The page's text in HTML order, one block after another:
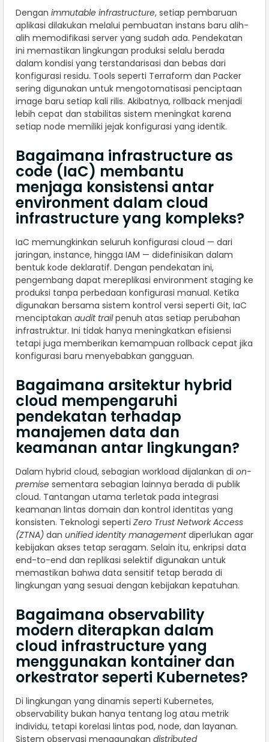
Dengan immutable infrastructure, setiap pembaruan
aplikasi dilakukan melalui pembuatan instans baru alih-
alih memodifikasi server yang sudah ada. Pendekatan
ini memastikan lingkungan produksi selalu berada
dalam kondisi yang terstandarisasi dan bebas dari
konfigurasi residu. Tools seperti Terraform dan Packer
sering digunakan untuk mengotomatisasi penciptaan
image baru setiap kali rilis. Akibatnya, rollback menjadi
lebih cepat dan stabilitas sistem meningkat karena
setiap node memiliki jejak konfigurasi yang identik.
Bagaimana infrastructure as
code (IaC) membantu
menjaga konsistensi antar
environment dalam cloud
infrastructure yang kompleks?
IaC memungkinkan seluruh konfigurasi cloud — dari
jaringan, instance, hingga IAM — didefinisikan dalam
bentuk kode deklaratif. Dengan pendekatan ini,
pengembang dapat mereplikasi environment staging ke
produksi tanpa perbedaan konfigurasi manual. Ketika
digunakan bersama sistem kontrol versi seperti Git, IaC
menciptakan audit trailpenuh atas setiap perubahan
infrastruktur. Ini tidak hanya meningkatkan efisiensi
tetapi juga memberikan kemampuan rollback cepat jika
konfigurasi baru menyebabkan gangguan.
Bagaimana arsitektur hybrid
cloud mempengaruhi
pendekatan terhadap
manajemen data dan
keamanan antar lingkungan?
Dalam hybrid cloud, sebagian workload dijalankan di on-
premise sementara sebagian lainnya berada di publik
cloud. Tantangan utama terletak pada integrasi
keamanan lintas domain dan kontrol identitas yang
konsisten. Teknologi seperti Zero Trust Network Access
(ZTNA) dan unified identity managementdiperlukan agar
kebijakan akses tetap seragam. Selain itu, enkripsi data
end-to-end dan replikasi selektif digunakan untuk
memastikan bahwa data sensitif tetap berada di
lingkungan yang sesuai dengan kebijakan kepatuhan.
Bagaimana observability
modern diterapkan dalam
cloud infrastructure yang
menggunakan kontainer dan
orkestrator seperti Kubernetes?
Di lingkungan yang dinamis seperti Kubernetes,
observability bukan hanya tentang log atau metrik
individu, tetapi korelasi lintas pod, node, dan layanan.
Sistem observasi menggunakan distributed